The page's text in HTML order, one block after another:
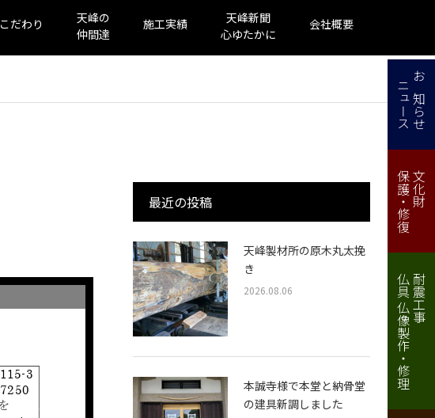
こだわり
天峰の
仲間達
施工実績
天峰新聞
心ゆたかに
会社概要
最近の投稿
天峰製材所の原木丸太挽
き
2026.08.06
本誠寺様で本堂と納骨堂
の建具新調しました
お知らせ
ニュース
文化財
保護・修復
耐震工事
仏具 仏像製作・修理